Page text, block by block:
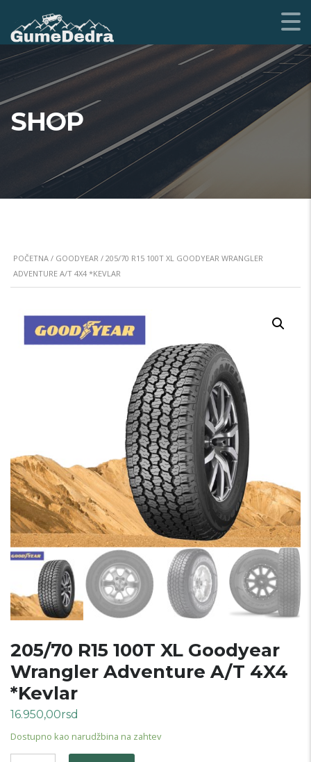
SHOP
POČETNA / GOODYEAR / 205/70 R15 100T XL GOODYEAR WRANGLER
ADVENTURE A/T 4X4 *KEVLAR
205/70 R15 100T XL Goodyear
Wrangler Adventure A/T 4X4
*Kevlar
16.950,00rsd
Dostupno kao narudžbina na zahtev